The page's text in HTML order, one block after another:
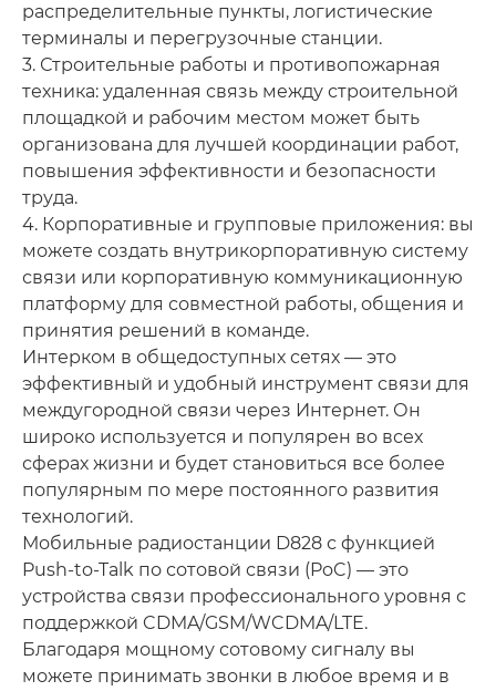
распределительные пункты, логистические
терминалы и перегрузочные станции.
3. Строительные работы и противопожарная
техника: удаленная связь между строительной
площадкой и рабочим местом может быть
организована для лучшей координации работ,
повышения эффективности и безопасности
труда.
4. Корпоративные и групповые приложения: вы
можете создать внутрикорпоративную систему
связи или корпоративную коммуникационную
платформу для совместной работы, общения и
принятия решений в команде.
Интерком в общедоступных сетях — это
эффективный и удобный инструмент связи для
междугородной связи через Интернет. Он
широко используется и популярен во всех
сферах жизни и будет становиться все более
популярным по мере постоянного развития
технологий.
Мобильные радиостанции D828 с функцией
Push-to-Talk по сотовой связи (PoC) — это
устройства связи профессионального уровня с
поддержкой CDMA/GSM/WCDMA/LTE.
Благодаря мощному сотовому сигналу вы
можете принимать звонки в любое время и в